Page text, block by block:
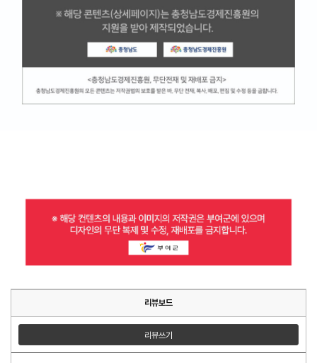
리뷰보드
리뷰쓰기